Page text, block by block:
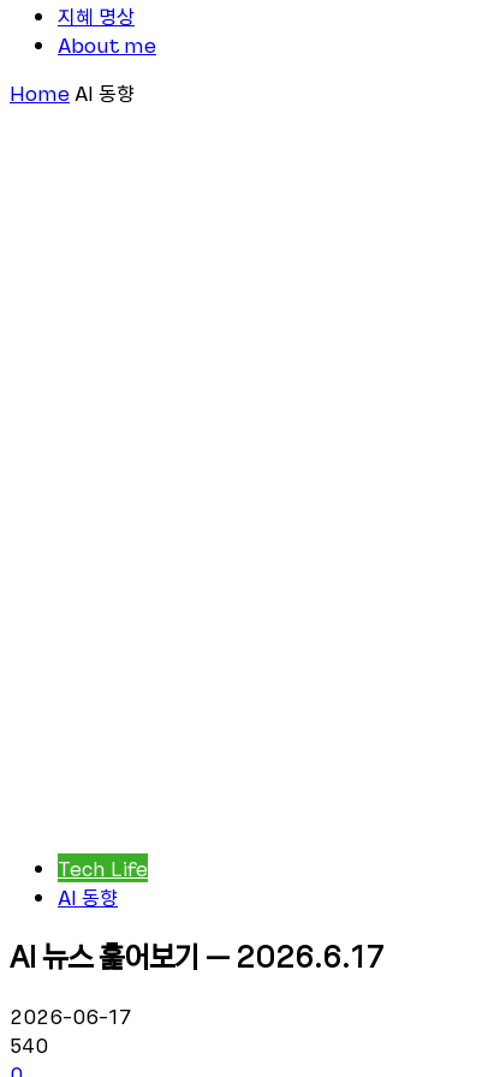
지혜 명상
About me
Home AI 동향
Tech Life
AI 동향
AI 뉴스 훑어보기 – 2026.6.17
2026-06-17
540